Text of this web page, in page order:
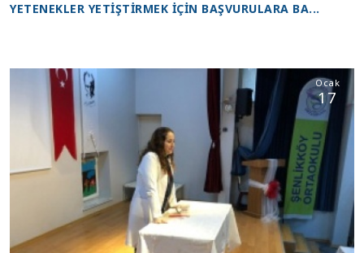
YETENEKLER YETİŞTİRMEK İÇİN BAŞVURULARA BA...
Ocak
17